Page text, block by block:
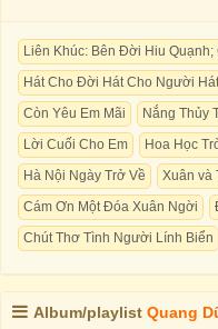
Liên Khúc: Bên Đời Hiu Quạnh;
Hát Cho Đời Hát Cho Người
Còn Yêu Em Mãi
Nắng Thủy
Lời Cuối Cho Em
Hoa Học
Hà Nội Ngày Trở Về
Xuân và
Cám Ơn Một Đóa Xuân Ngời
Chút Thơ Tình Người Lính Biển
Album/playlist Quang